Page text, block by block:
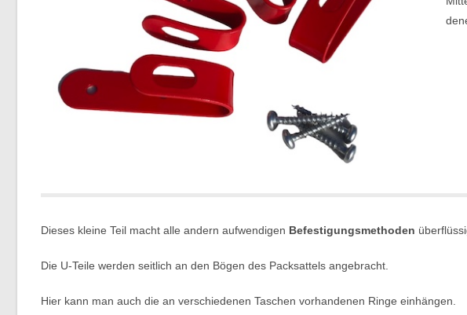
Dieses kleine Teil macht alle andern aufwendigen Befestigungsmethoden
Die U-Teile werden seitlich an den Bögen des Packsattels angebracht.
Hier kann man auch die an verschiedenen Taschen vorhandenen Ringe einhängen.